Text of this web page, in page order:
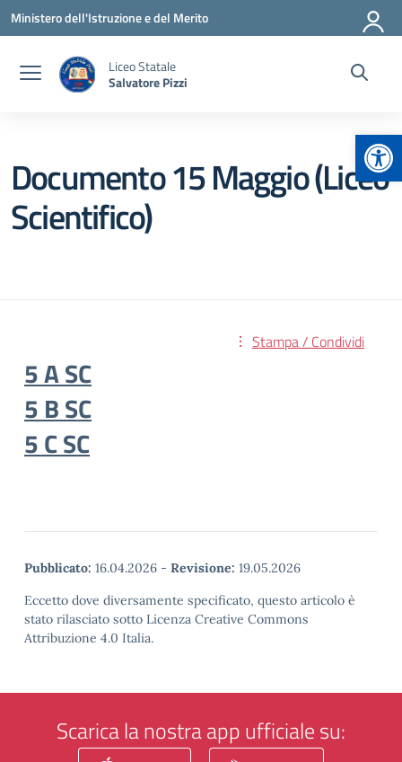
Vai ai contenuti
Vai al menu di navigazione
Vai al footer
Ministero dell'Istruzione e del Merito
Liceo Statale
Salvatore Pizzi
Documento 15 Maggio (Liceo
Scientifico)
Stampa / Condividi
5 A SC
5 B SC
5 C SC
Pubblicato: 16.04.2026 - Revisione: 19.05.2026
Eccetto dove diversamente specificato, questo articolo è
stato rilasciato sotto Licenza Creative Commons
Attribuzione 4.0 Italia.
Scarica la nostra app ufficiale su: